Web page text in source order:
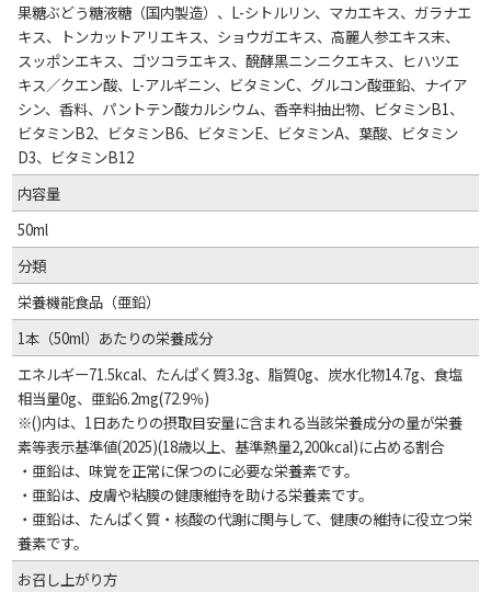
果糖ぶどう糖液糖（国内製造）、L-シトルリン、マカエキス、ガラナエ
キス、トンカットアリエキス、ショウガエキス、高麗人参エキス末、
スッポンエキス、ゴツコラエキス、醗酵黒ニンニクエキス、ヒハツエ
キス／クエン酸、L-アルギニン、ビタミンC、グルコン酸亜鉛、ナイア
シン、香料、パントテン酸カルシウム、香辛料抽出物、ビタミンB1、
ビタミンB2、ビタミンB6、ビタミンE、ビタミンA、葉酸、ビタミン
D3、ビタミンB12
内容量
50ml
分類
栄養機能食品（亜鉛）
1本（50ml）あたりの栄養成分
エネルギー71.5kcal、たんぱく質3.3g、脂質0g、炭水化物14.7g、食塩
相当量0g、亜鉛6.2mg(72.9％)
※()内は、1日あたりの摂取目安量に含まれる当該栄養成分の量が栄養
素等表示基準値(2025)(18歳以上、基準熱量2,200kcal)に占める割合
・亜鉛は、味覚を正常に保つのに必要な栄養素です。
・亜鉛は、皮膚や粘膜の健康維持を助ける栄養素です。
・亜鉛は、たんぱく質・核酸の代謝に関与して、健康の維持に役立つ栄
養素です。
お召し上がり方